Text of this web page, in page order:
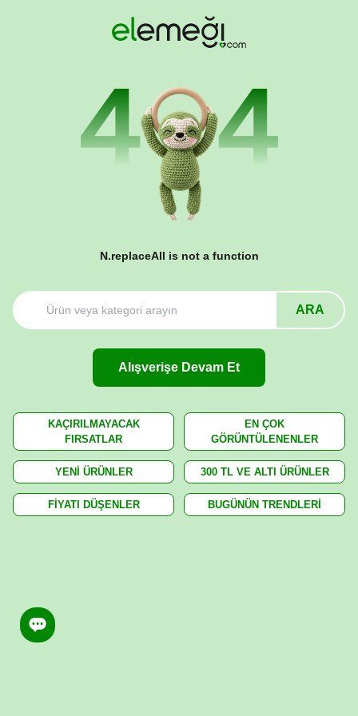
N.replaceAll is not a function
ARA
Alışverişe Devam Et
KAÇIRILMAYACAK
FIRSATLAR
EN ÇOK
GÖRÜNTÜLENENLER
YENİ ÜRÜNLER 300 TL VE ALTI ÜRÜNLER
FİYATI DÜŞENLER BUGÜNÜN TRENDLERİ